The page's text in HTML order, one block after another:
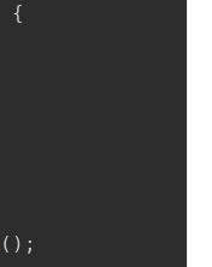
{
( ) ;